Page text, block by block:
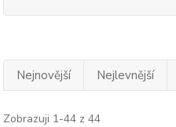
Nejnovější Nejlevnější
Zobrazuji 1-44 z 44